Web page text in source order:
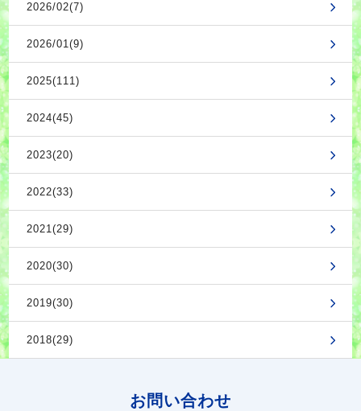
2026/02(7)
2026/01(9)
2025(111)
2024(45)
2023(20)
2022(33)
2021(29)
2020(30)
2019(30)
2018(29)
お問い合わせ